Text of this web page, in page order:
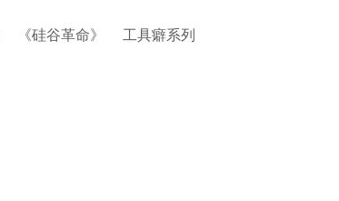
《硅谷革命》 工具癖系列